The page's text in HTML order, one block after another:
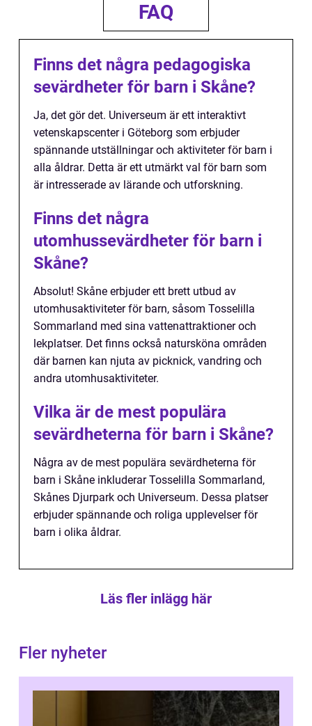
FAQ
Finns det några pedagogiska
sevärdheter för barn i Skåne?
Ja, det gör det. Universeum är ett interaktivt
vetenskapscenter i Göteborg som erbjuder
spännande utställningar och aktiviteter för barn i
alla åldrar. Detta är ett utmärkt val för barn som
är intresserade av lärande och utforskning.
Finns det några
utomhussevärdheter för barn i
Skåne?
Absolut! Skåne erbjuder ett brett utbud av
utomhusaktiviteter för barn, såsom Tosselilla
Sommarland med sina vattenattraktioner och
lekplatser. Det finns också natursköna områden
där barnen kan njuta av picknick, vandring och
andra utomhusaktiviteter.
Vilka är de mest populära
sevärdheterna för barn i Skåne?
Några av de mest populära sevärdheterna för
barn i Skåne inkluderar Tosselilla Sommarland,
Skånes Djurpark och Universeum. Dessa platser
erbjuder spännande och roliga upplevelser för
barn i olika åldrar.
Läs fler inlägg här
Fler nyheter